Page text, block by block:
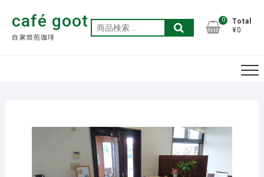
content
café goot
自家焙煎珈琲
索
0
Total
¥0